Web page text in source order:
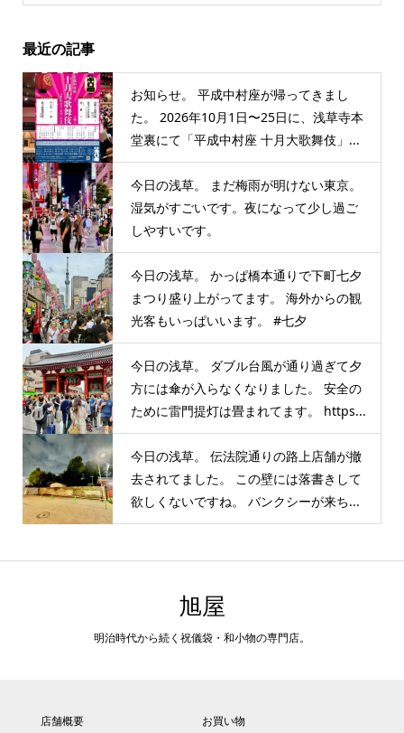
最近の記事
お知らせ。 平成中村座が帰ってきまし
た。 2026年10月1日〜25日に、浅草寺本
堂裏にて「平成中村座 十月大歌舞伎」...
今日の浅草。 まだ梅雨が明けない東京。
湿気がすごいです。夜になって少し過ご
しやすいです。
今日の浅草。 かっぱ橋本通りで下町七夕
まつり盛り上がってます。 海外からの観
光客もいっぱいいます。 #七夕
今日の浅草。 ダブル台風が通り過ぎて夕
方には傘が入らなくなりました。 安全の
ために雷門提灯は畳まれてます。 https...
今日の浅草。 伝法院通りの路上店舗が撤
去されてました。 この壁には落書きして
欲しくないですね。 バンクシーが来ち...
旭屋
明治時代から続く祝儀袋・和小物の専門店。
店舗概要
お買い物